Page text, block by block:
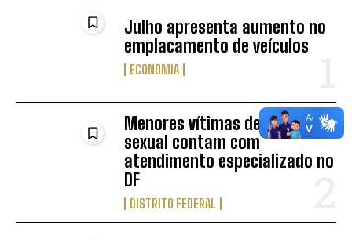
Julho apresenta aumento no
emplacamento de veículos
ECONOMIA
Menores vítimas de violência
sexual contam com
atendimento especializado no
DF
DISTRITO FEDERAL